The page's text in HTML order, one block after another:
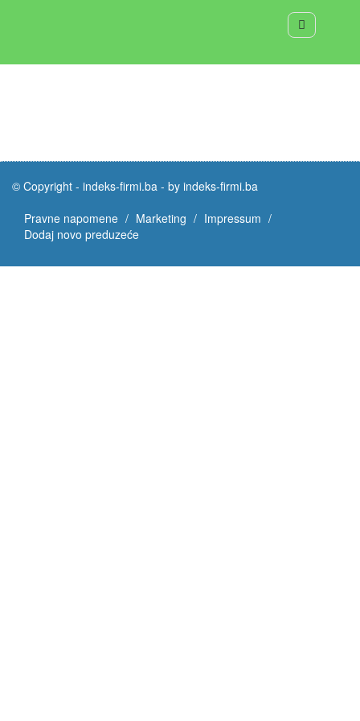
© Copyright - indeks-firmi.ba - by indeks-firmi.ba
Pravne napomene
Marketing
Impressum
Dodaj novo preduzeće